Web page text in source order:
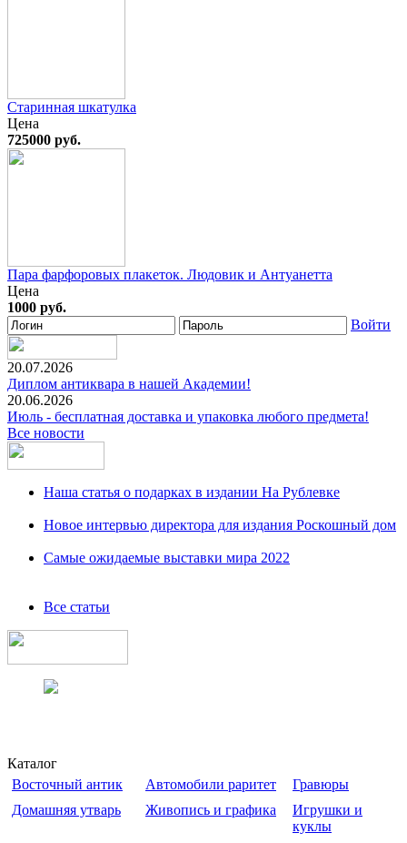
Старинная шкатулка
Цена
725000 руб.
Пара фарфоровых плакеток. Людовик и Антуанетта
Цена
1000 руб.
Войти
20.07.2026
Диплом антиквара в нашей Академии!
20.06.2026
Июль - бесплатная доставка и упаковка любого предмета!
Все новости
Наша статья о подарках в издании На Рублевке
Новое интервью директора для издания Роскошный дом
Самые ожидаемые выставки мира 2022
Все статьи
Каталог
Восточный антик
Автомобили раритет
Гравюры
Домашняя утварь
Живопись и графика
Игрушки и
куклы